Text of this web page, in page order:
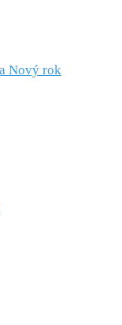
Nový rok